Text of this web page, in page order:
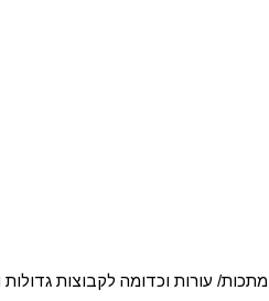
עורות וכדומה לקבוצות